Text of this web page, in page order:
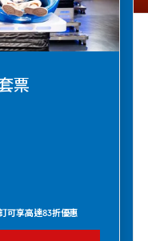
票
可享高達83折優惠